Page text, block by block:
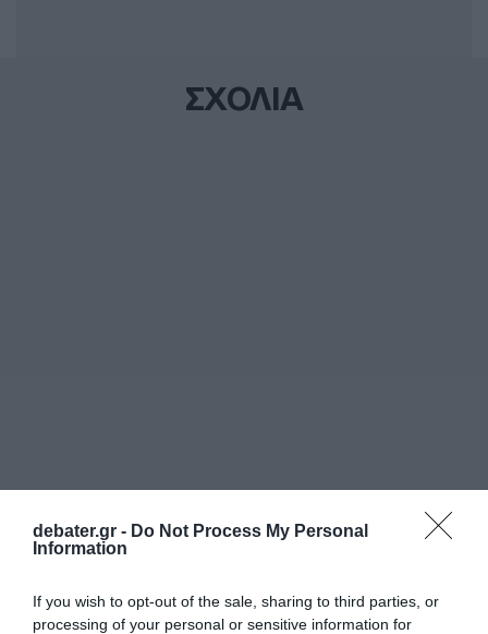
debater.gr - Do Not Process My Personal
Information
If you wish to opt-out of the sale, sharing to third parties, or
processing of your personal or sensitive information for
ΣΧΟΛΙΑ